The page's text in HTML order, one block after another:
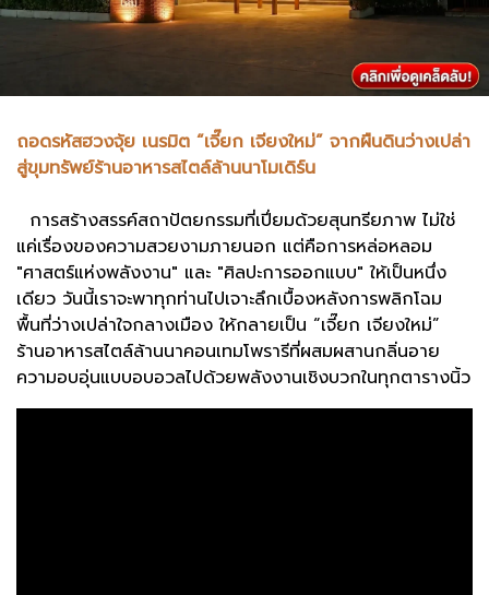
ถอดรหัสฮวงจุ้ย เนรมิต “เจี๊ยก เจียงใหม่” จากผืนดินว่างเปล่า
สู่ขุมทรัพย์ร้านอาหารสไตล์ล้านนาโมเดิร์น
การสร้างสรรค์สถาปัตยกรรมที่เปี่ยมด้วยสุนทรียภาพ ไม่ใช่
แค่เรื่องของความสวยงามภายนอก แต่คือการหล่อหลอม
"ศาสตร์แห่งพลังงาน" และ "ศิลปะการออกแบบ" ให้เป็นหนึ่ง
เดียว วันนี้เราจะพาทุกท่านไปเจาะลึกเบื้องหลังการพลิกโฉม
พื้นที่ว่างเปล่าใจกลางเมือง ให้กลายเป็น “เจี๊ยก เจียงใหม่”
ร้านอาหารสไตล์ล้านนาคอนเทมโพรารีที่ผสมผสานกลิ่นอาย
ความอบอุ่นแบบอบอวลไปด้วยพลังงานเชิงบวกในทุกตารางนิ้ว